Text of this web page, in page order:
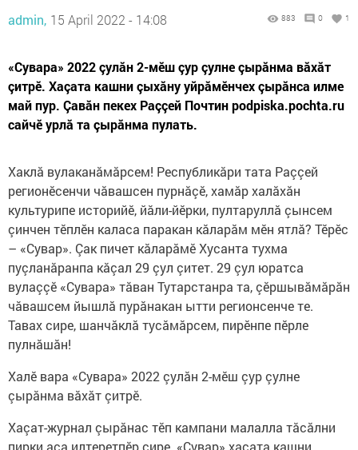
admin, 15 April 2022 - 14:08 883 0 1
«Сувара» 2022 çулăн 2-мӗш çур çулне çырăнма вăхăт
çитрӗ. Хаçата кашни çыхăну уйрăмӗнчех çырăнса илме
май пур. Çавăн пекех Раççей Почтин podpiska.pochta.ru
сайчӗ урлă та çырăнма пулать.
Хаклă вулаканăмăрсем! Республикăри тата Раççей
регионӗсенчи чăвашсен пурнăçӗ, хамăр халăхăн
культурипе историйӗ, йăли-йӗрки, пултаруллă çынсем
çинчен тӗплӗн каласа паракан кăларăм мӗн ятлă? Тӗрӗс
– «Сувар». Çак пичет кăларăмӗ Хусанта тухма
пуçланăранпа кăçал 29 çул çитет. 29 çул юратса
вулаççӗ «Сувара» тăван Тутарстанра та, çӗршывăмăрăн
чăвашсем йышлă пурăнакан ытти регионсенче те.
Тавах сире, шанчăклă тусăмăрсем, пирӗнпе пӗрле
пулнăшăн!
Халӗ вара «Сувара» 2022 çулăн 2-мӗш çур çулне
çырăнма вăхăт çитрӗ.
Хаçат-журнал çырăнас тӗп кампани малалла тăсăлни
пирки аса илтеретпӗр сире. «Сувар» хаçата кашни